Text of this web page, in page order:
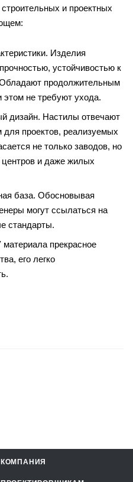
и проектных
Изделия
устойчивостью к
продолжительным
этом не требуют ухода.
дизайн. Настилы отвечают
для проектов, реализуемых
не только заводов, но
и даже жилых
база. Обосновывая
могут ссылаться на
стандарты.
прекрасное
его легко
КОМПАНИЯ